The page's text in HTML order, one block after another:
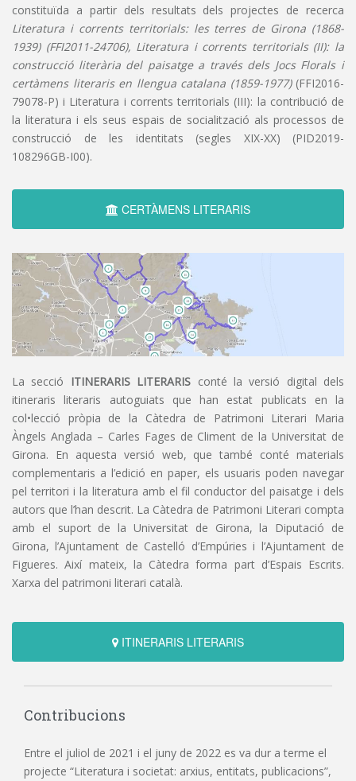
constituïda a partir dels resultats dels projectes de recerca
Literatura i corrents territorials: les terres de Girona (1868-
1939) (FFI2011-24706), Literatura i corrents territorials (II): la
construcció literària del paisatge a través dels Jocs Florals i
certàmens literaris en llengua catalana (1859-1977)(FFI2016-
79078-P) i Literatura i corrents territorials (III): la contribució de
la literatura i els seus espais de socialització als processos de
construcció de les identitats (segles XIX-XX) (PID2019-
108296GB-I00).
CERTÀMENS LITERARIS
La secció ITINERARIS LITERARIS conté la versió digital dels
itineraris literaris autoguiats que han estat publicats en la
col•lecció pròpia de la Càtedra de Patrimoni Literari Maria
Àngels Anglada – Carles Fages de Climent de la Universitat de
Girona. En aquesta versió web, que també conté materials
complementaris a l’edició en paper, els usuaris poden navegar
pel territori i la literatura amb el fil conductor del paisatge i dels
autors que l’han descrit. La Càtedra de Patrimoni Literari compta
amb el suport de la Universitat de Girona, la Diputació de
Girona, l’Ajuntament de Castelló d’Empúries i l’Ajuntament de
Figueres. Així mateix, la Càtedra forma part d’Espais Escrits.
Xarxa del patrimoni literari català.
ITINERARIS LITERARIS
Contribucions
Entre el juliol de 2021 i el juny de 2022 es va dur a terme el
projecte “Literatura i societat: arxius, entitats, publicacions”,